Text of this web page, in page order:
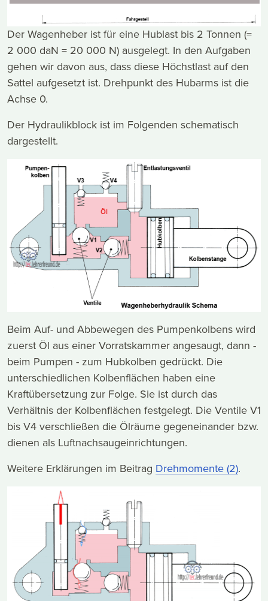
Der Wagenheber ist für eine Hublast bis 2 Tonnen (=
2 000 daN = 20 000 N) ausgelegt. In den Aufgaben
gehen wir davon aus, dass diese Höchstlast auf den
Sattel aufgesetzt ist. Drehpunkt des Hubarms ist die
Achse 0.
Der Hydraulikblock ist im Folgenden schematisch
dargestellt.
Beim Auf- und Abbewegen des Pumpenkolbens wird
zuerst Öl aus einer Vorratskammer angesaugt, dann -
beim Pumpen - zum Hubkolben gedrückt. Die
unterschiedlichen Kolbenflächen haben eine
Kraftübersetzung zur Folge. Sie ist durch das
Verhältnis der Kolbenflächen festgelegt. Die Ventile V1
bis V4 verschließen die Ölräume gegeneinander bzw.
dienen als Luftnachsaugeinrichtungen.
Weitere Erklärungen im Beitrag Drehmomente (2).